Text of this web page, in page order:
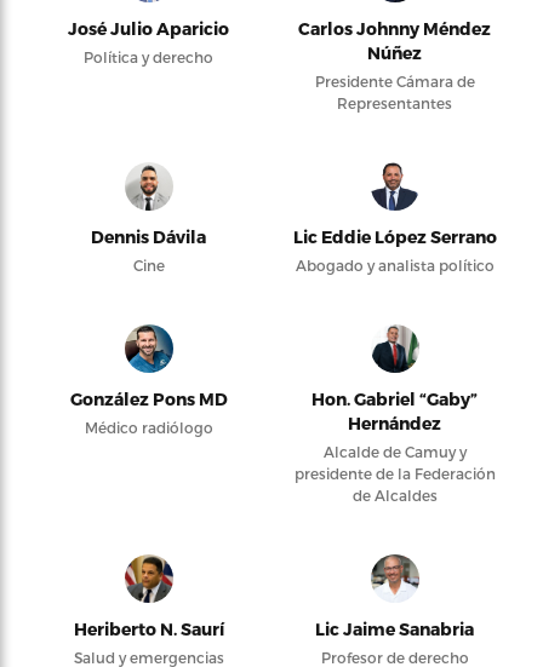
José Julio Aparicio
Política y derecho
Carlos Johnny Méndez
Núñez
Presidente Cámara de
Representantes
Dennis Dávila
Cine
Lic Eddie López Serrano
Abogado y analista político
González Pons MD
Médico radiólogo
Hon. Gabriel “Gaby”
Hernández
Alcalde de Camuy y
presidente de la Federación
de Alcaldes
Heriberto N. Saurí
Salud y emergencias
Lic Jaime Sanabria
Profesor de derecho